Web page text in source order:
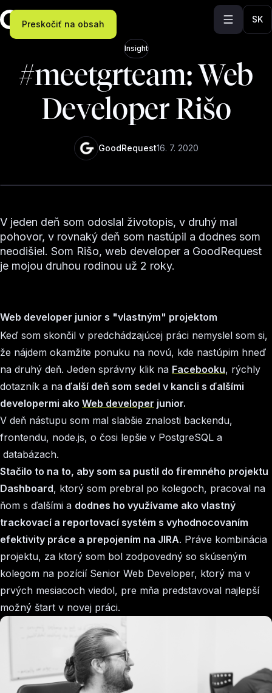
Preskočiť na obsah SK
Insight
#meetgrteam: Web
Developer Rišo
GoodRequest16. 7. 2020
V jeden deň som odoslal životopis, v druhý mal
pohovor, v rovnaký deň som nastúpil a dodnes som
neodišiel. Som Rišo, web developer a GoodRequest
je mojou druhou rodinou už 2 roky.
Web developer junior s "vlastným" projektom
Keď som skončil v predchádzajúcej práci nemyslel som si,
že nájdem okamžite ponuku na novú, kde nastúpim hneď
na druhý deň. Jeden správny klik na Facebooku, rýchly
dotazník a na ďalší deň som sedel v kancli s ďalšími
developermi ako Web developer junior.
V deň nástupu som mal slabšie znalosti backendu,
frontendu, node.js, o čosi lepšie v PostgreSQL a
databázach.
Stačilo to na to, aby som sa pustil do firemného projektu
Dashboard, ktorý som prebral po kolegoch, pracoval na
ňom s ďalšími a dodnes ho využívame ako vlastný
trackovací a reportovací systém s vyhodnocovaním
efektivity práce a prepojením na JIRA. Práve kombinácia
projektu, za ktorý som bol zodpovedný so skúseným
kolegom na pozícií Senior Web Developer, ktorý ma v
prvých mesiacoch viedol, pre mňa predstavoval najlepší
možný štart v novej práci.